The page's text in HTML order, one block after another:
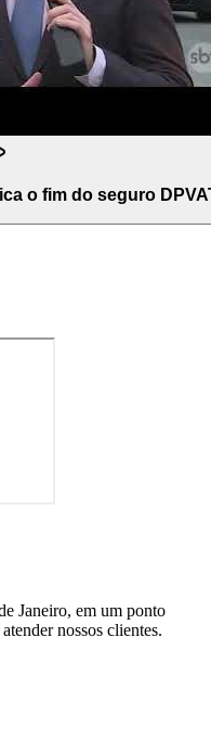
o fim do seguro
Janeiro, em um ponto
nossos clientes.